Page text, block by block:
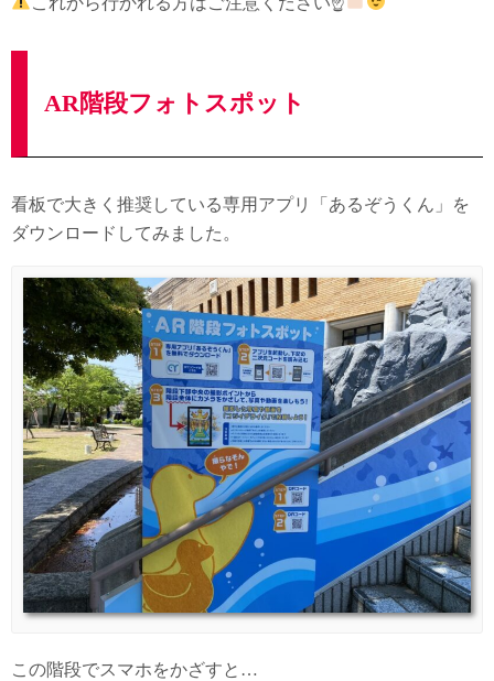
AR階段フォトスポット
看板で大きく推奨している専用アプリ「あるぞうくん」を
ダウンロードしてみました。
この階段でスマホをかざすと…